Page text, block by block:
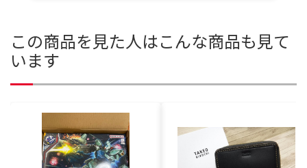
この商品を見た人はこんな商品も見て
います